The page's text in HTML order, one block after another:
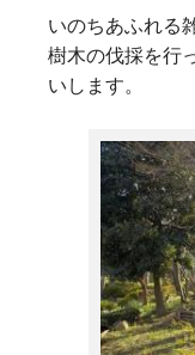
いのちあふれる
樹木の伐採を行
いします。